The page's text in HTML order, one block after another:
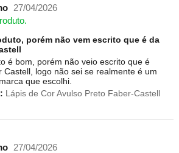
27/04/2026
porém não vem escrito que é da
é bom, porém não veio escrito que é
Castell, logo não sei se realmente é um
que escolhi.
Lápis de Cor Avulso Preto Faber-Castell
27/04/2026